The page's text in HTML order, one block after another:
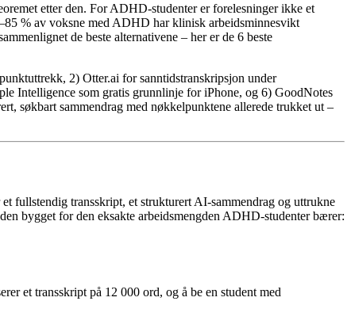
etter den. For ADHD-studenter er forelesninger ikke et
% av voksne med ADHD har klinisk arbeidsminnesvikt
de beste alternativene – her er de 6 beste
2) Otter.ai for sanntidstranskripsjon under
Intelligence som gratis grunnlinje for iPhone, og 6) GoodNotes
søkbart sammendrag med nøkkelpunktene allerede trukket ut –
fullstendig transskript, et strukturert AI-sammendrag og uttrukne
bygget for den eksakte arbeidsmengden ADHD-studenter bærer:
et transskript på 12 000 ord, og å be en student med